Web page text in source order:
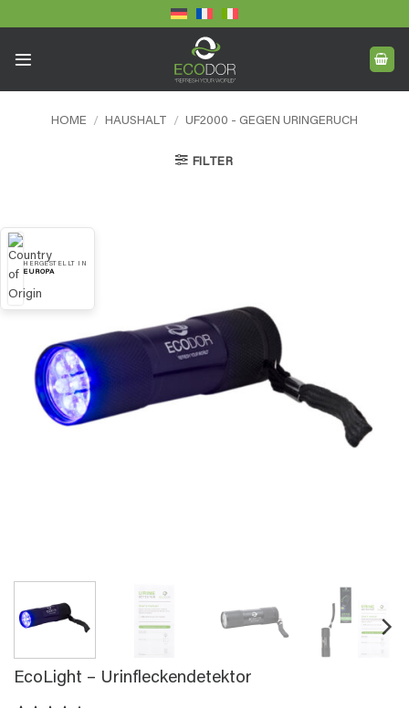
to
HOME / HAUSHALT / UF2000 - GEGEN URINGERUCH
FILTER
HERGESTELLT IN
EUROPA
EcoLight – Urinfleckendetektor